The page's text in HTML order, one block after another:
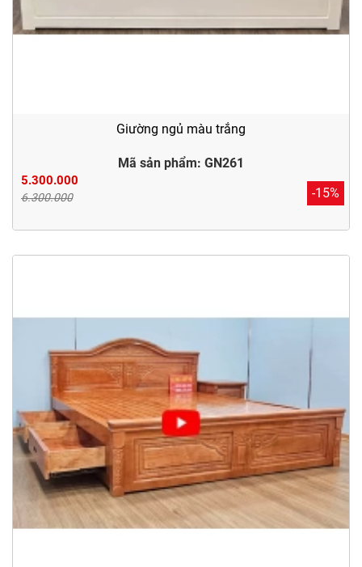
Giường ngủ màu trắng
Mã sản phẩm: GN261
5.300.000
6.300.000 -15%